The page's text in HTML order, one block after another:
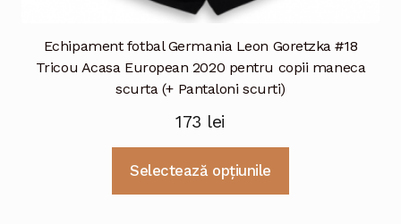
Echipament fotbal Germania Leon Goretzka #18
Tricou Acasa European 2020 pentru copii maneca
scurta (+ Pantaloni scurti)
173 lei
Selectează opțiunile